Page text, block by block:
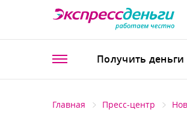
Получить деньги
Главная Пресс-центр